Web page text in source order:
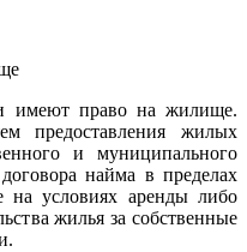
имеют право на жилище.
предоставления жилых
и муниципального
найма в пределах
условиях аренды либо
жилья за собственные